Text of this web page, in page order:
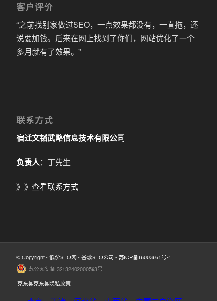
客户评价
“之前找别家做过SEO，一点效果都没有，一直拖，还
说要加钱。后来在网上找到了你们，网站优化了一个
多月就有了效果。”
联系方式
宿迁文韬武略信息技术有限公司
负责人：丁先生
》》 查看联系方式
© Copyright - 低价SEO网 - 谷歌SEO公司 - 苏ICP备16003661号-1
苏公网安备 32132402000563号
克东县克东县隐私政策